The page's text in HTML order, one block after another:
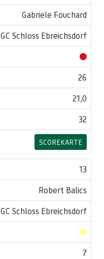
Gabriele Fouchard
GC Schloss Ebreichsdorf
26
21,0
32
SCOREKARTE
13
Robert Balics
GC Schloss Ebreichsdorf
7